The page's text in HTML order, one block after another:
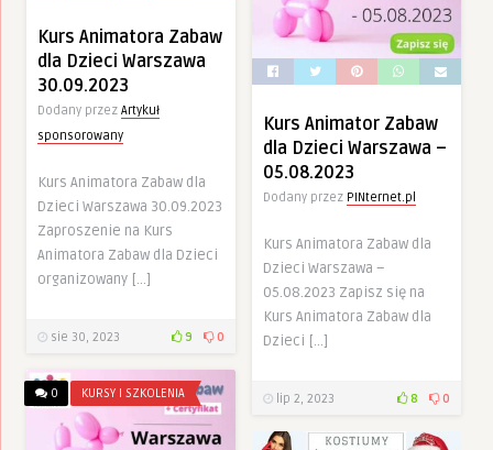
Kurs Animatora Zabaw
dla Dzieci Warszawa
30.09.2023
Dodany przez Artykuł
sponsorowany
Kurs Animatora Zabaw dla
Dzieci Warszawa 30.09.2023
Zaproszenie na Kurs
Animatora Zabaw dla Dzieci
organizowany […]
sie 30, 2023 9 0
Kurs Animator Zabaw
dla Dzieci Warszawa –
05.08.2023
Dodany przez PINternet.pl
Kurs Animatora Zabaw dla
Dzieci Warszawa –
05.08.2023 Zapisz się na
Kurs Animatora Zabaw dla
Dzieci […]
lip 2, 2023 8 0
0 KURSY I SZKOLENIA